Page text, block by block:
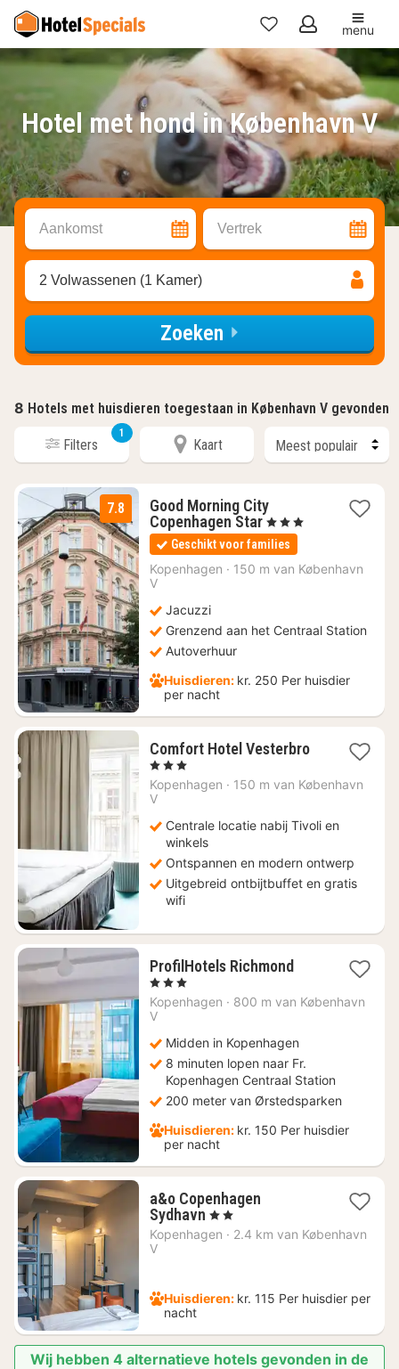
Mijn
favorieten
menu
Hotel met hond in København V
Aankomst Vertrek
2 Volwassenen (1 Kamer)
Zoeken
8 Hotels met huisdieren toegestaan in København V gevonden
Filters
1
Kaart
7.8
Good Morning City
Copenhagen Star1
nacht
vanaf
€
, 3 Sterren
Geschikt voor families
Kopenhagen · 150 m van København
V
Jacuzzi
Grenzend aan het Centraal Station
Autoverhuur
Huisdieren: kr. 250 Per huisdier
per nacht
Comfort Hotel Vesterbro2
nachten
vanaf
, 3 Sterren
Kopenhagen · 150 m van København
V
Centrale locatie nabij Tivoli en
winkels
Ontspannen en modern ontwerp
Uitgebreid ontbijtbuffet en gratis
wifi
ProfilHotels Richmond1
vanaf
, 3 Sterren
Kopenhagen · 800 m van København
V
Midden in Kopenhagen
8 minuten lopen naar Fr.
Kopenhagen Centraal Station
200 meter van Ørstedsparken
Huisdieren: kr. 150 Per huisdier
per nacht
a&o Copenhagen
Sydhavn 1
nacht
, 2 Sterren
Kopenhagen · 2.4 km van København
V
Huisdieren: kr. 115 Per huisdier per
nacht
Wij hebben 4 alternatieve hotels gevonden in de